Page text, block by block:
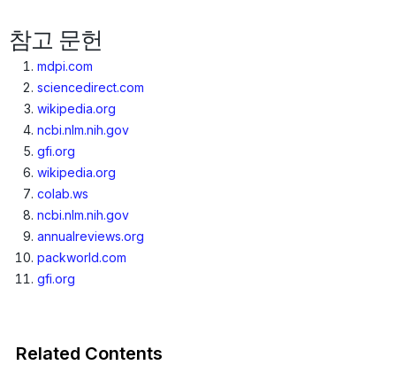
참고 문헌
mdpi.com
sciencedirect.com
wikipedia.org
ncbi.nlm.nih.gov
gfi.org
wikipedia.org
colab.ws
ncbi.nlm.nih.gov
annualreviews.org
packworld.com
gfi.org
Related Contents